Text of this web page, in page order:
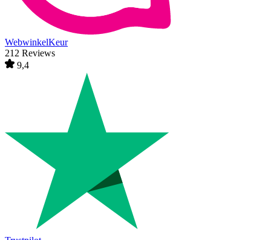
WebwinkelKeur
212 Reviews
9,4